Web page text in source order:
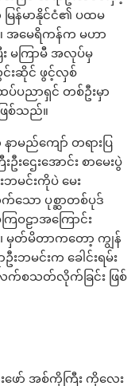
န်မာနိုင်ငံ၏ ပထမ
။ အမေရိကန်က မဟာ
ြီး မကြာမီ အလုပ်မှ
းဆိုင် ဖွင့်လှစ်
ပညာရှင် တစ်ဦးမှာ
ြစ်သည်။
မည်ကျော် တရားပြ
းဌေးအောင်း စာမေးပွဲ
ဘမင်းကိုပဲ မေး
သော ပုစ္ဆာတစ်ပုဒ်
ြဝဠာအကြောင်း
မှတ်မိတာကတော့ ကျွန်
ဘမင်းက ခေါင်းရမ်း
လက်စသတ်လိုက်ခြင်း ဖြစ်
ော် အစ်ကိုကြီး ကိုလေး